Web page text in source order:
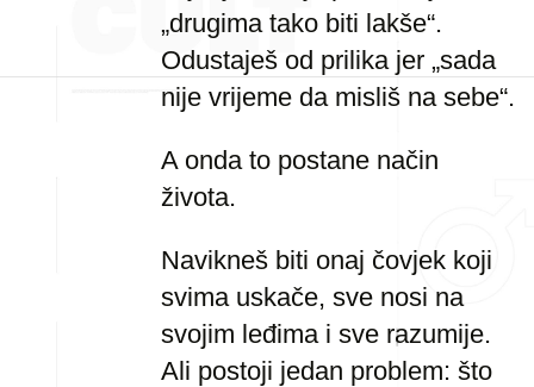
„drugima tako biti lakše“.
Odustaješ od prilika jer „sada
nije vrijeme da misliš na sebe“.
A onda to postane način
života.
Navikneš biti onaj čovjek koji
svima uskače, sve nosi na
svojim leđima i sve razumije.
Ali postoji jedan problem: što